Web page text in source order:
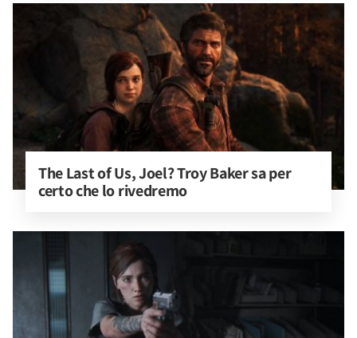
The Last of Us, Joel? Troy Baker sa per
certo che lo rivedremo